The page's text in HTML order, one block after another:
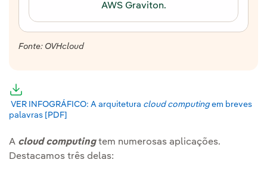
AWS Graviton.
Fonte: OVHcloud
Link externo, abra em uma nova aba.
VER INFOGRÁFICO: A arquitetura cloud computingem breves
palavras [PDF]
A cloud computingtem numerosas aplicações.
Destacamos três delas: